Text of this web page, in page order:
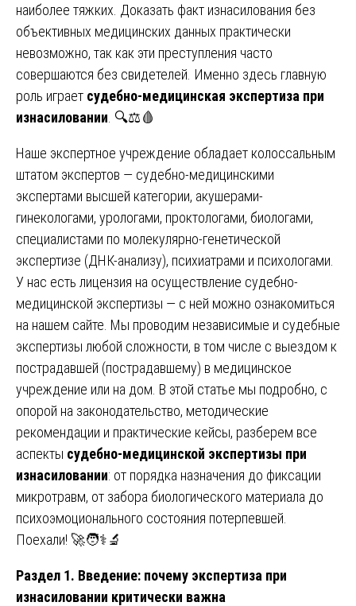
наиболее тяжких. Доказать факт изнасилования без
объективных медицинских данных практически
невозможно, так как эти преступления часто
совершаются без свидетелей. Именно здесь главную
роль играет судебно-медицинская экспертиза при
изнасиловании . 🔍⚖️🩸
Наше экспертное учреждение обладает колоссальным
штатом экспертов — судебно-медицинскими
экспертами высшей категории, акушерами-
гинекологами, урологами, проктологами, биологами,
специалистами по молекулярно-генетической
экспертизе (ДНК-анализу), психиатрами и психологами.
У нас есть лицензия на осуществление судебно-
медицинской экспертизы — с ней можно ознакомиться
на нашем сайте. Мы проводим независимые и судебные
экспертизы любой сложности, в том числе с выездом к
пострадавшей (пострадавшему) в медицинское
учреждение или на дом. В этой статье мы подробно, с
опорой на законодательство, методические
рекомендации и практические кейсы, разберем все
аспекты судебно-медицинской экспертизы при
изнасиловании: от порядка назначения до фиксации
микротравм, от забора биологического материала до
психоэмоционального состояния потерпевшей.
Поехали! 🚀🧑⚕️🔬
Раздел 1. Введение: почему экспертиза при
изнасиловании критически важна